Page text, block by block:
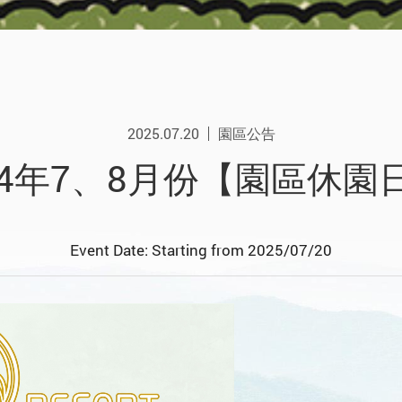
2025.07.20 園區公告
年7、8月份【園區休園
Event Date: Starting from 2025/07/20